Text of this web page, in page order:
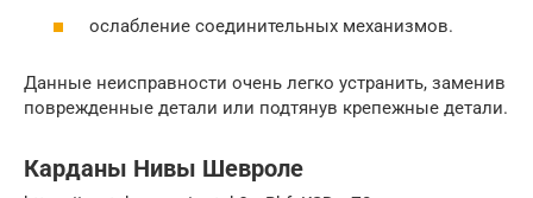
ослабление соединительных механизмов.
Данные неисправности очень легко устранить, заменив
поврежденные детали или подтянув крепежные детали.
Карданы Нивы Шевроле